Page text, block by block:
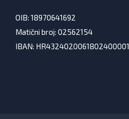
OIB: 18970641692
Matični broj: 02562154
IBAN: HR4324020061802400001